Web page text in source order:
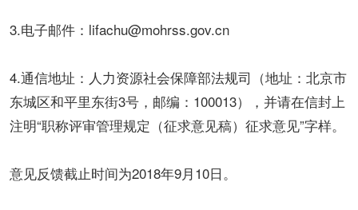
3.电子邮件：lifachu@mohrss.gov.cn
4.通信地址：人力资源社会保障部法规司（地址：北京市
东城区和平里东街3号，邮编：100013），并请在信封上
注明“职称评审管理规定（征求意见稿）征求意见”字样。
意见反馈截止时间为2018年9月10日。